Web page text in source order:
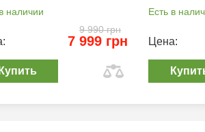
наличии
9 990 грн
7 999 грн
Купить
Есть в
Цена: